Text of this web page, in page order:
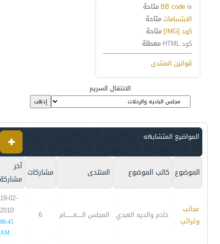
BB code is
متاحة
الابتساماتمتاحة
كود [IMG]
متاحة
كود HTML
معطلة
قوانين المنتدى
الانتقال السريع
المواضيع المتشابهه
الموضوع كاتب الموضوع المنتدى مشاركات آخر
مشاركة
عجائب
وغرائب
خادم والديه العبدي المجلس الـــــعــــــــام 6
19-02-
2010
06:45
AM